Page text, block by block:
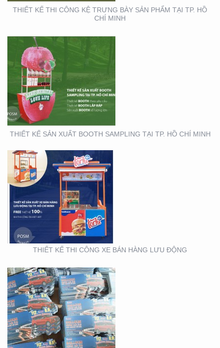
THIẾT KẾ THI CÔNG KỆ TRƯNG BÀY SẢN PHẨM TẠI TP. HỒ
CHÍ MINH
THIẾT KẾ SẢN XUẤT BOOTH SAMPLING TẠI TP. HỒ CHÍ MINH
THIẾT KẾ THI CÔNG XE
BÁN HÀNG LƯU ĐỘNG
THIẾT KẾ THI CÔNG XE BÁN HÀNG LƯU ĐỘNG
THIẾT KẾ SẢN XUẤT TỜ
RƠI TOYOTA
THIẾT KẾ SẢN XUẤT
WOBLER ” TÀI CHÍNH
TOYOTA”